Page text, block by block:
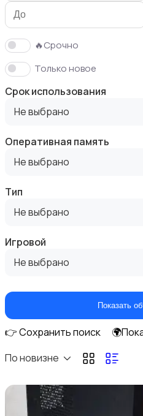
Накопители данных и
Мультимедиа
Сетевое оборудование
🔥Срочно
Только новое
Срок использования
Не выбрано
Оперативная память
Не выбрано
Тип
Не выбрано
Игровой
Не выбрано
Показать
👉 Сохранить поиск
По новизне